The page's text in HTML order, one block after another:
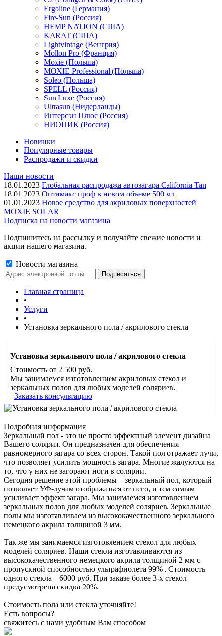
Ergoline (Германия)
Fire-Sun (Россия)
HEMP NATION (США)
KARAT (США)
Lightvintage (Венгрия)
Mollon Pro (Франция)
Moxie (Польша)
MOXIE Professional (Польша)
Soleo (Польша)
SPELL (Россия)
Sun Luxe (Россия)
Ultrasun (Нидерланды)
Интерсэн Плюс (Россия)
НИОПИК (Россия)
Новинки
Популярные товары
Распродажи и скидки
Наши новости
18.01.2023 Глобальная распродажа автозагара California Tan
18.01.2023 Оптимакс проф в новом объеме 500 мл
01.01.2023 Новое средство для акриловых поверхностей
MOXIE SOLAR
Подписка на новости магазина
Подпишитесь на рассылку и получайте свежие новости и
акции нашего магазина.
Новости магазина
Главная страница
•
Услуги
•
Установка зеркального пола / акрилового стекла
Установка зеркального пола / акрилового стекла
Стоимость от 2 500 руб.
Мы занимаемся изготовлением акриловых стекол и
зеркальных полов для любых моделей соляриев.
Заказать консультацию
Подробная информация
Зеркальный пол - это не просто эффектный элемент дизайна
Вашего солярия. Он предназначен для обеспечения
равномерного загара со всех сторон. Такой пол отражает лучи,
что позволяет усилить мощность загара. Многие жалуются на
то, что у них не загорают ноги в солярии.
Сегодня решение этой проблемы – зеркальный пол, который
позволяет УФ-лучам отображаться от него, и тем самым
усиливает эффект загара. Мы занимаемся изготовлением
зеркальных полов для любых моделей соляриев. Зеркальные
полы мы изготавливаем из высококачественного зеркального
немецкого акрила толщиной 3 мм.
Так же мы занимаемся изготовлением стекол для любых
моделей соляриев. Наши стекла изготавливаются из
высококачественного немецкого акрила толщиной 2 мм с
пропускной способностью ультрафиолета 99% . Стоимость
одного стекла – 6000 руб. При заказе более 3-х стекол
предусмотрена скидка 20%.
Стоимость пола или стекла уточняйте!
Есть вопросы?
свяжитесь с нами удобным Вам способом